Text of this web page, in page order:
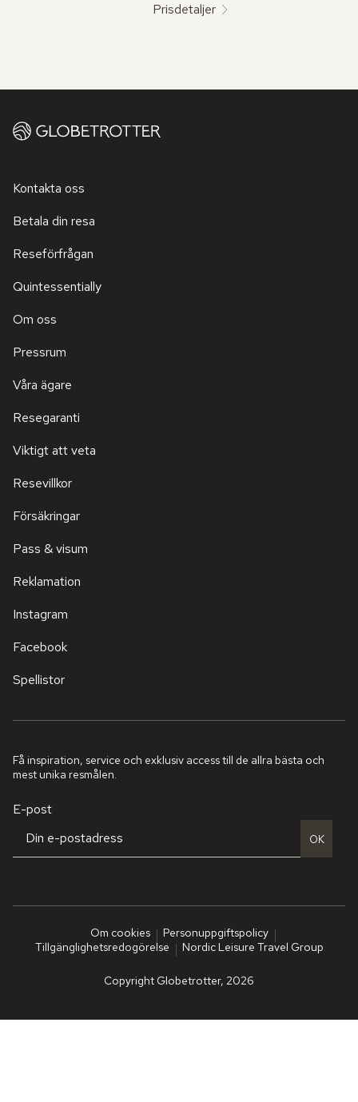
Prisdetaljer
Kontakta oss
Betala din resa
Reseförfrågan
Quintessentially
Om oss
Pressrum
Våra ägare
Resegaranti
Viktigt att veta
Resevillkor
Försäkringar
Pass & visum
Reklamation
Instagram
Facebook
Spellistor
Få inspiration, service och exklusiv access till de allra bästa och
mest unika resmålen.
E-post
OK
Om cookies
Personuppgiftspolicy
Tillgänglighetsredogörelse
Nordic Leisure Travel Group
Copyright Globetrotter, 2026